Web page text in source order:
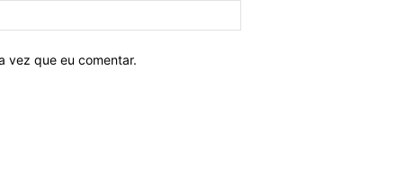
vez que eu comentar.